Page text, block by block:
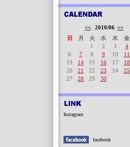
<< 2010/06 >>
日
月 火 水 木 金
1
2 3 4
6
7 8 9 10 11
13
14 15 16 17 18
20
21 22 23 24 25
27
28 29 30
Instagram
facebook